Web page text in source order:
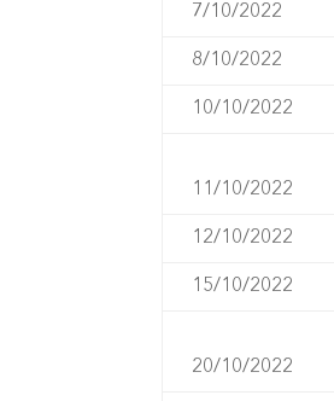
7/10/2022
8/10/2022
10/10/2022
11/10/2022
12/10/2022
15/10/2022
20/10/2022